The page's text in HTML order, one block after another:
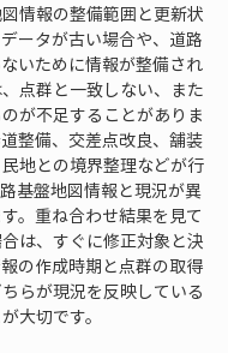
情報の整備範囲と更新状
ータが古い場合や、道路
いために情報が整備され
点群と一致しない、また
が不足することがありま
整備、交差点改良、舗装
地との境界整理などが行
基盤地図情報と現況が異
。重ね合わせ結果を見て
は、すぐに修正対象と決
の作成時期と点群の取得
らが現況を反映している
大切です。